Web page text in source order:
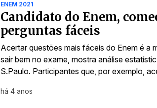
ENEM 2021
Candidato do Enem,
perguntas fáceis
Acertar questões mais fáceis do Enem é a
sair bem no exame, mostra análise
S.Paulo. Participantes que, por exemplo,
há 4 anos